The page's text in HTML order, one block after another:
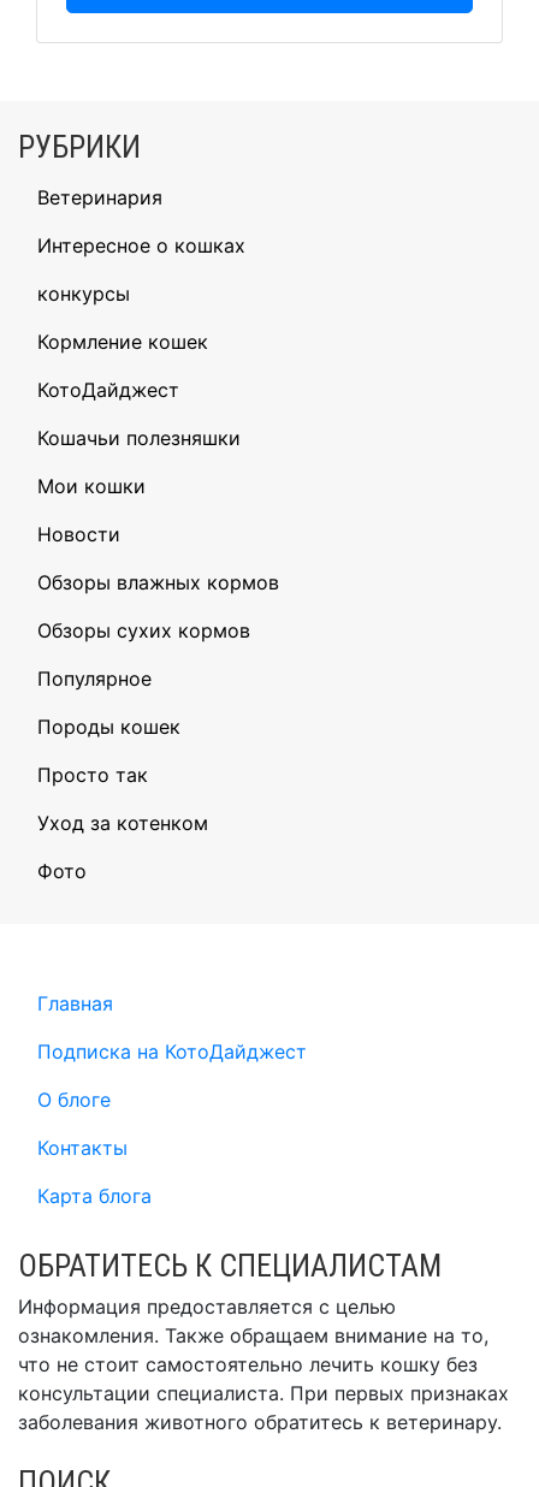
РУБРИКИ
Ветеринария
Интересное о кошках
конкурсы
Кормление кошек
КотоДайджест
Кошачьи полезняшки
Мои кошки
Новости
Обзоры влажных кормов
Обзоры сухих кормов
Популярное
Породы кошек
Просто так
Уход за котенком
Фото
Главная
Подписка на КотоДайджест
О блоге
Контакты
Карта блога
ОБРАТИТЕСЬ К СПЕЦИАЛИСТАМ
Информация предоставляется с целью
ознакомления. Также обращаем внимание на то,
что не стоит самостоятельно лечить кошку без
консультации специалиста. При первых признаках
заболевания животного обратитесь к ветеринару.